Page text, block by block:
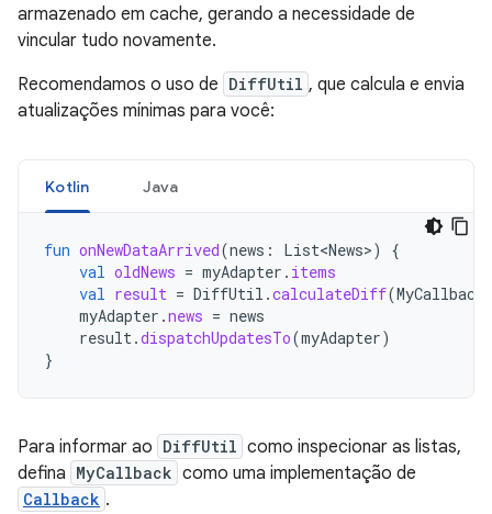
armazenado em cache, gerando a necessidade de
vincular tudo novamente.
Recomendamos o uso de DiffUtil , que calcula e envia
atualizações mínimas para você:
Kotlin Java
fun onNewDataArrived(news : List<News>)
{
val oldNews = myAdapter . items
val result = DiffUtil .calculateDiff(MyCallback
myAdapter .news = news
result .dispatchUpdatesTo(myAdapter)
}
Para informar ao DiffUtil como inspecionar as listas,
defina MyCallback como uma implementação de
Callback .